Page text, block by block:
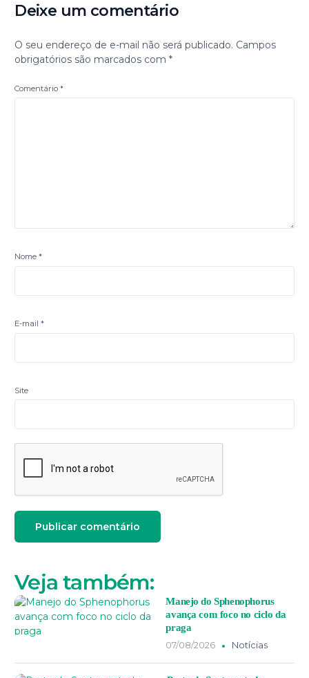
Deixe um comentário
O seu endereço de e-mail não será publicado. Campos
obrigatórios são marcados com*
Comentário*
Nome*
E-mail*
Site
Veja também:
Manejo do Sphenophorus
avança com foco no ciclo da
praga
07/08/2026
Notícias